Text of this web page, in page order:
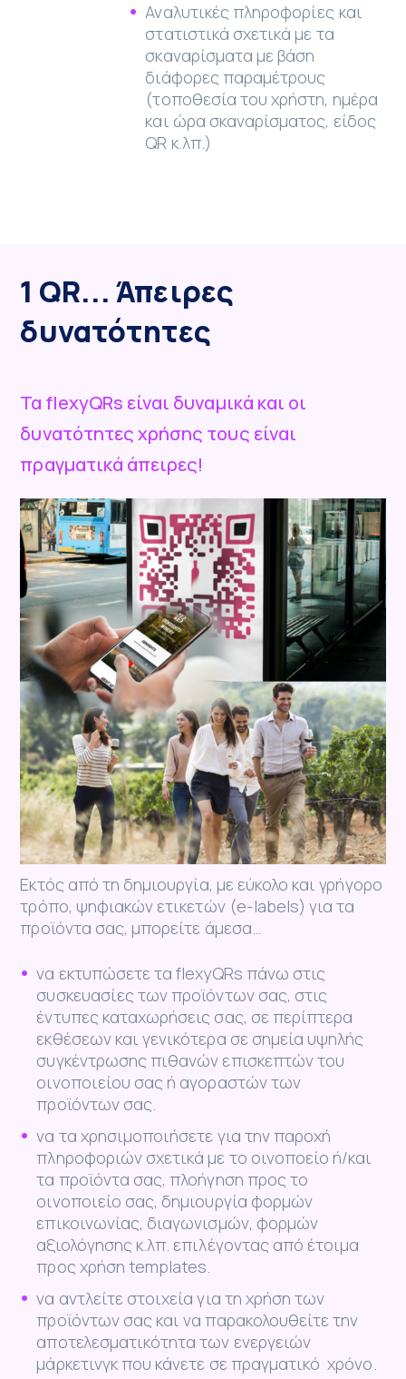
Αναλυτικές πληροφορίες και
στατιστικά σχετικά με τα
σκαναρίσματα με βάση
διάφορες παραμέτρους
(τοποθεσία του χρήστη, ημέρα
και ώρα σκαναρίσματος, είδος
QR κ.λπ.)
1 QR... Άπειρες
δυνατότητες
Τα flexyQRs είναι δυναμικά και οι
δυνατότητες χρήσης τους είναι
πραγματικά άπειρες!
Εκτός από τη δημιουργία, με εύκολο και γρήγορο
τρόπο, ψηφιακών ετικετών (e-labels) για τα
προϊόντα σας, μπορείτε άμεσα…
να εκτυπώσετε τα flexyQRs πάνω στις
συσκευασίες των προϊόντων σας, στις
έντυπες καταχωρήσεις σας, σε περίπτερα
εκθέσεων και γενικότερα σε σημεία υψηλής
συγκέντρωσης πιθανών επισκεπτών του
οινοποιείου σας ή αγοραστών των
προϊόντων σας.
να τα χρησιμοποιήσετε για την παροχή
πληροφοριών σχετικά με το οινοποείο ή/και
τα προϊόντα σας, πλοήγηση προς το
οινοποιείο σας, δημιουργία φορμών
επικοινωνίας, διαγωνισμών, φορμών
αξιολόγησης κ.λπ. επιλέγοντας από έτοιμα
προς χρήση templates.
να αντλείτε στοιχεία για τη χρήση των
προϊόντων σας και να παρακολουθείτε την
αποτελεσματικότητα των ενεργειών
μάρκετινγκ που κάνετε σε πραγματικό χρόνο.